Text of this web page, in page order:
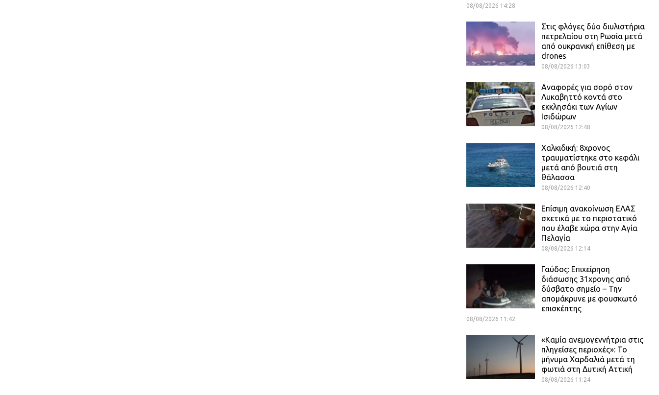
08/08/2026 14:28
Στις φλόγες δύο διυλιστήρια
πετρελαίου στη Ρωσία μετά
από ουκρανική επίθεση με
drones
08/08/2026 13:03
Αναφορές για σορό στον
Λυκαβηττό κοντά στο
εκκλησάκι των Αγίων
Ισιδώρων
08/08/2026 12:48
Χαλκιδική: 8χρονος
τραυματίστηκε στο κεφάλι
μετά από βουτιά στη
θάλασσα
08/08/2026 12:40
Επίσιμη ανακοίνωση ΕΛΑΣ
σχετικά με το περιστατικό
που έλαβε χώρα στην Αγία
Πελαγία
08/08/2026 12:14
Γαύδος: Επιχείρηση
διάσωσης 31χρονης από
δύσβατο σημείο – Την
απομάκρυνε με φουσκωτό
επισκέπτης
08/08/2026 11:42
«Καμία ανεμογεννήτρια στις
πληγείσες περιοχές»: Το
μήνυμα Χαρδαλιά μετά τη
φωτιά στη Δυτική Αττική
08/08/2026 11:24